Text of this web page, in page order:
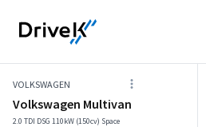
VOLKSWAGEN
Volkswagen Multivan
2.0 TDI DSG 110kW (150cv) Space